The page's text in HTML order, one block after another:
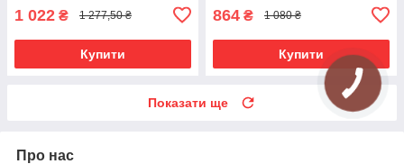
1 022 ₴ 1 277,50 ₴
Купити
864 ₴ 1 080 ₴
Купити
Показати ще
Про нас